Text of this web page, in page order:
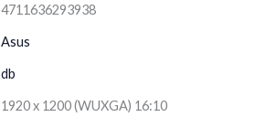
4711636293938
Asus
db
1920 x 1200 (WUXGA) 16:10